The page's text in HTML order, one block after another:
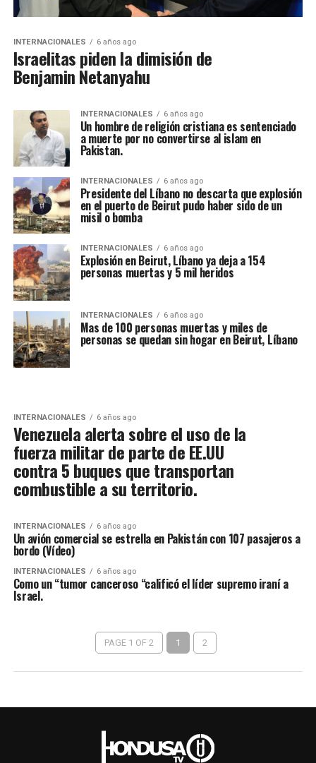
INTERNACIONALES 6 años ago
Israelitas piden la dimisión de
Benjamin Netanyahu
INTERNACIONALES 6 años ago
Un hombre de religión cristiana es sentenciado
a muerte por no convertirse al islam en
Pakistan.
INTERNACIONALES 6 años ago
Presidente del Líbano no descarta que explosión
en el puerto de Beirut pudo haber sido de un
misil o bomba
INTERNACIONALES 6 años ago
Explosión en Beirut, Líbano ya deja a 154
personas muertas y 5 mil heridos
INTERNACIONALES 6 años ago
Mas de 100 personas muertas y miles de
personas se quedan sin hogar en Beirut, Líbano
INTERNACIONALES 6 años ago
Venezuela alerta sobre el uso de la
fuerza militar de parte de EE.UU
contra 5 buques que transportan
combustible a su territorio.
INTERNACIONALES 6 años ago
Un avión comercial se estrella en Pakistán con 107 pasajeros a
bordo (Vídeo)
INTERNACIONALES 6 años ago
Como un “tumor canceroso “calificó el líder supremo iraní a
Israel.
PAGE 1 OF 2 1 2